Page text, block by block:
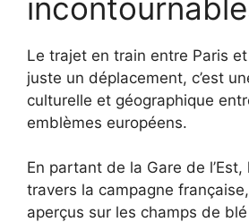
Le trajet en train entre Paris et
juste un déplacement, c’est
culturelle et géographique
emblèmes européens.
En partant de la Gare de l’Est,
travers la campagne
aperçus sur les champs de